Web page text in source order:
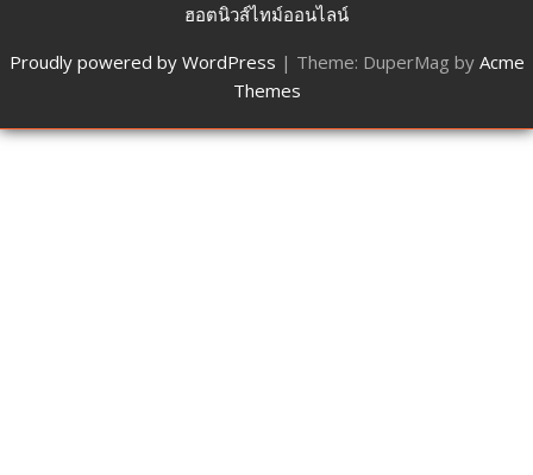
ฮอตนิวส์ไทม์ออนไลน์
Proudly powered by WordPress | Theme: DuperMag by Acme
Themes